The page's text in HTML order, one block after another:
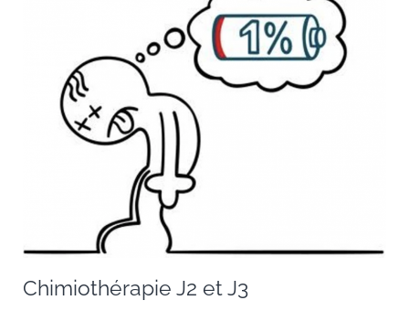
Chimiothérapie J2 et J3